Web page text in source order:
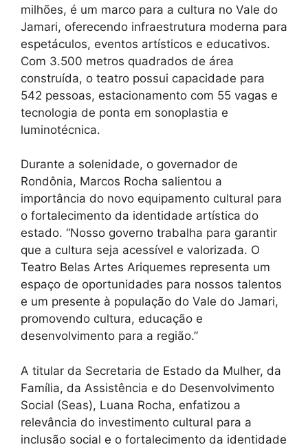
milhões, é um marco para a cultura no Vale do
Jamari, oferecendo infraestrutura moderna para
espetáculos, eventos artísticos e educativos.
Com 3.500 metros quadrados de área
construída, o teatro possui capacidade para
542 pessoas, estacionamento com 55 vagas e
tecnologia de ponta em sonoplastia e
luminotécnica.
Durante a solenidade, o governador de
Rondônia, Marcos Rocha salientou a
importância do novo equipamento cultural para
o fortalecimento da identidade artística do
estado. “Nosso governo trabalha para garantir
que a cultura seja acessível e valorizada. O
Teatro Belas Artes Ariquemes representa um
espaço de oportunidades para nossos talentos
e um presente à população do Vale do Jamari,
promovendo cultura, educação e
desenvolvimento para a região.”
A titular da Secretaria de Estado da Mulher, da
Família, da Assistência e do Desenvolvimento
Social (Seas), Luana Rocha, enfatizou a
relevância do investimento cultural para a
inclusão social e o fortalecimento da identidade